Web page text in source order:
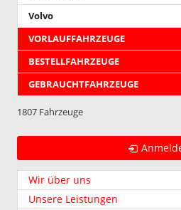
Volvo
VORLAUFFAHRZEUGE
BESTELLFAHRZEUGE
GEBRAUCHTFAHRZEUGE
1807 Fahrzeuge
Wir über uns
Unsere Leistungen